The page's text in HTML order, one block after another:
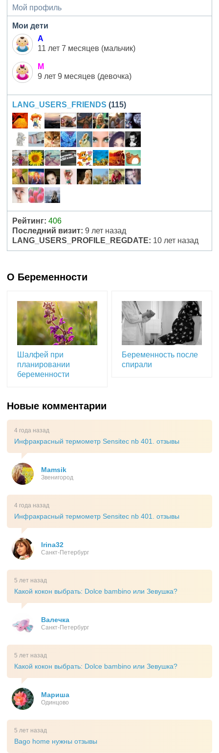
Мой профиль
Мои дети
А
11 лет 7 месяцев (мальчик)
М
9 лет 9 месяцев (девочка)
LANG_USERS_FRIENDS (115)
Рейтинг: 406
Последний визит: 9 лет назад
LANG_USERS_PROFILE_REGDATE: 10 лет назад
О Беременности
Шалфей при
планировании
беременности
Беременность после
спирали
Новые комментарии
4 года назад
Инфракрасный термометр Sensitec nb 401. отзывы
Mamsik
Звенигород
4 года назад
Инфракрасный термометр Sensitec nb 401. отзывы
Irina32
Санкт-Петербург
5 лет назад
Какой кокон выбрать: Dolce bambino или Зевушка?
Валечка
Санкт-Петербург
5 лет назад
Какой кокон выбрать: Dolce bambino или Зевушка?
Мариша
Одинцово
5 лет назад
Bago home нужны отзывы